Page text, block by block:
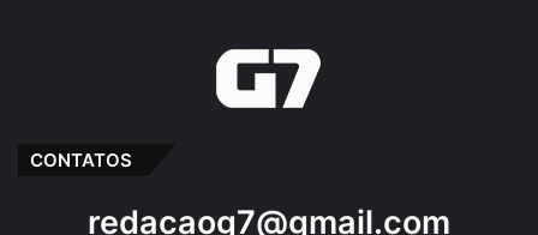
CONTATOS
redacaog7@gmail.com